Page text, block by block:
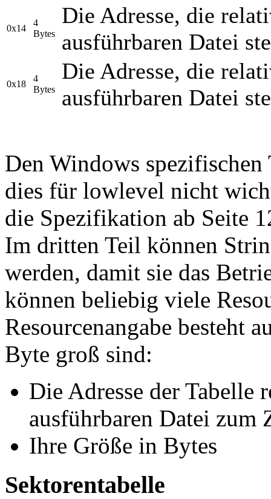
0x14
4
Bytes
Die Adresse, die
ausführbaren Datei
0x18
4
Bytes
Die Adresse, die
ausführbaren Datei
Den Windows
dies für lowlevel nicht
die Spezifikation ab Seite
Im dritten Teil können
werden, damit sie das
können beliebig viele
Resourcenangabe besteht
Byte groß sind:
Die Adresse der Tabelle
ausführbaren Datei zum
Ihre Größe in Bytes
Sektorentabelle